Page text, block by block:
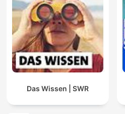
Das Wissen | SWR